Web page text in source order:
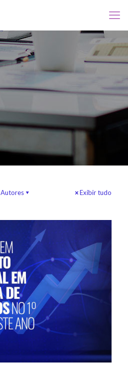
Autores Exibir tudo